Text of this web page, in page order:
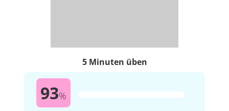
5 Minuten üben
93%